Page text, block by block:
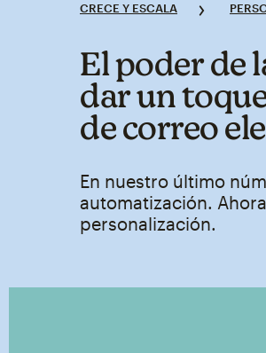
CRECE Y ESCALA
El poder de
dar un
de correo
En nuestro último
automatización.
personalización.